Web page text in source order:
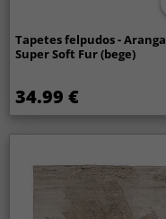
Tapetes felpudos - Aranga
Super Soft Fur (bege)
34.99 €